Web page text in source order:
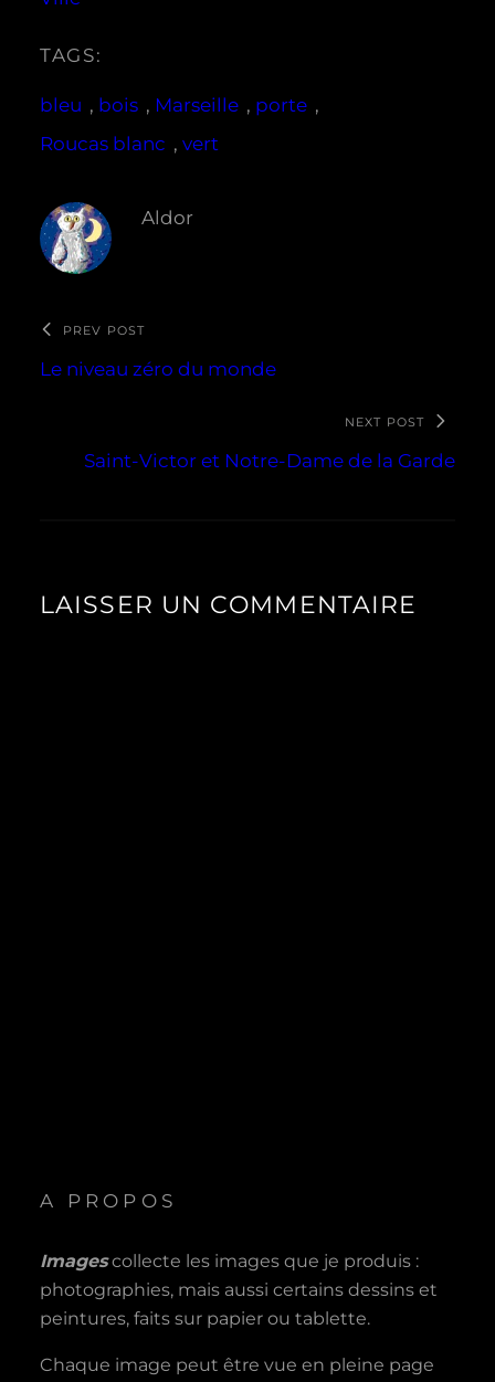
TAGS:
bleu , bois , Marseille , porte ,
Roucas blanc , vert
Aldor
PREV POST
Le niveau zéro du monde
NEXT POST
Saint-Victor et Notre-Dame de la Garde
LAISSER UN COMMENTAIRE
A PROPOS
Imagescollecte les images que je produis :
photographies, mais aussi certains dessins et
peintures, faits sur papier ou tablette.
Chaque image peut être vue en pleine page